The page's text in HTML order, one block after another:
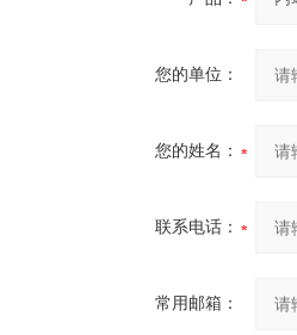
您的单位：
您的姓名：
联系电话：
常用邮箱：